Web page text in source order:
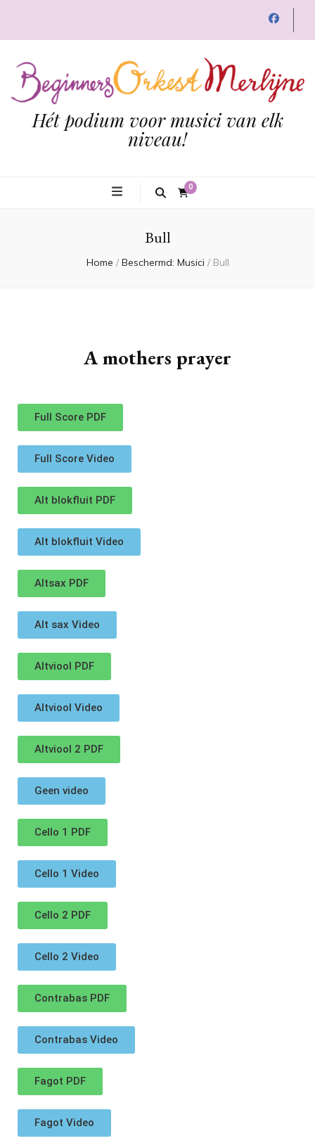
Hét podium voor musici van elk
niveau!
0
Bull
Home / Beschermd: Musici / Bull
A mothers prayer
Full Score PDF
Full Score Video
Alt blokfluit PDF
Alt blokfluit Video
Altsax PDF
Alt sax Video
Altviool PDF
Altviool Video
Altviool 2 PDF
Geen video
Cello 1 PDF
Cello 1 Video
Cello 2 PDF
Cello 2 Video
Contrabas PDF
Contrabas Video
Fagot PDF
Fagot Video